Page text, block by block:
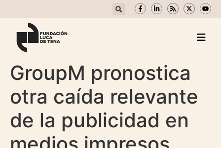
GroupM pronostica
otra caída relevante
de la publicidad en